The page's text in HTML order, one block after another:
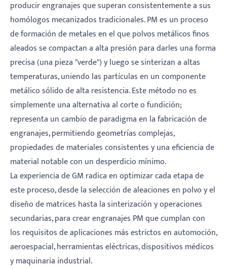
producir engranajes que superan consistentemente a sus
homólogos mecanizados tradicionales. PM es un proceso
de formación de metales en el que polvos metálicos finos
aleados se compactan a alta presión para darles una forma
precisa (una pieza "verde") y luego se sinterizan a altas
temperaturas, uniendo las partículas en un componente
metálico sólido de alta resistencia. Este método no es
simplemente una alternativa al corte o fundición;
representa un cambio de paradigma en la fabricación de
engranajes, permitiendo geometrías complejas,
propiedades de materiales consistentes y una eficiencia de
material notable con un desperdicio mínimo.
La experiencia de GM radica en optimizar cada etapa de
este proceso, desde la selección de aleaciones en polvo y el
diseño de matrices hasta la sinterización y operaciones
secundarias, para crear engranajes PM que cumplan con
los requisitos de aplicaciones más estrictos en automoción,
aeroespacial, herramientas eléctricas, dispositivos médicos
y maquinaria industrial.